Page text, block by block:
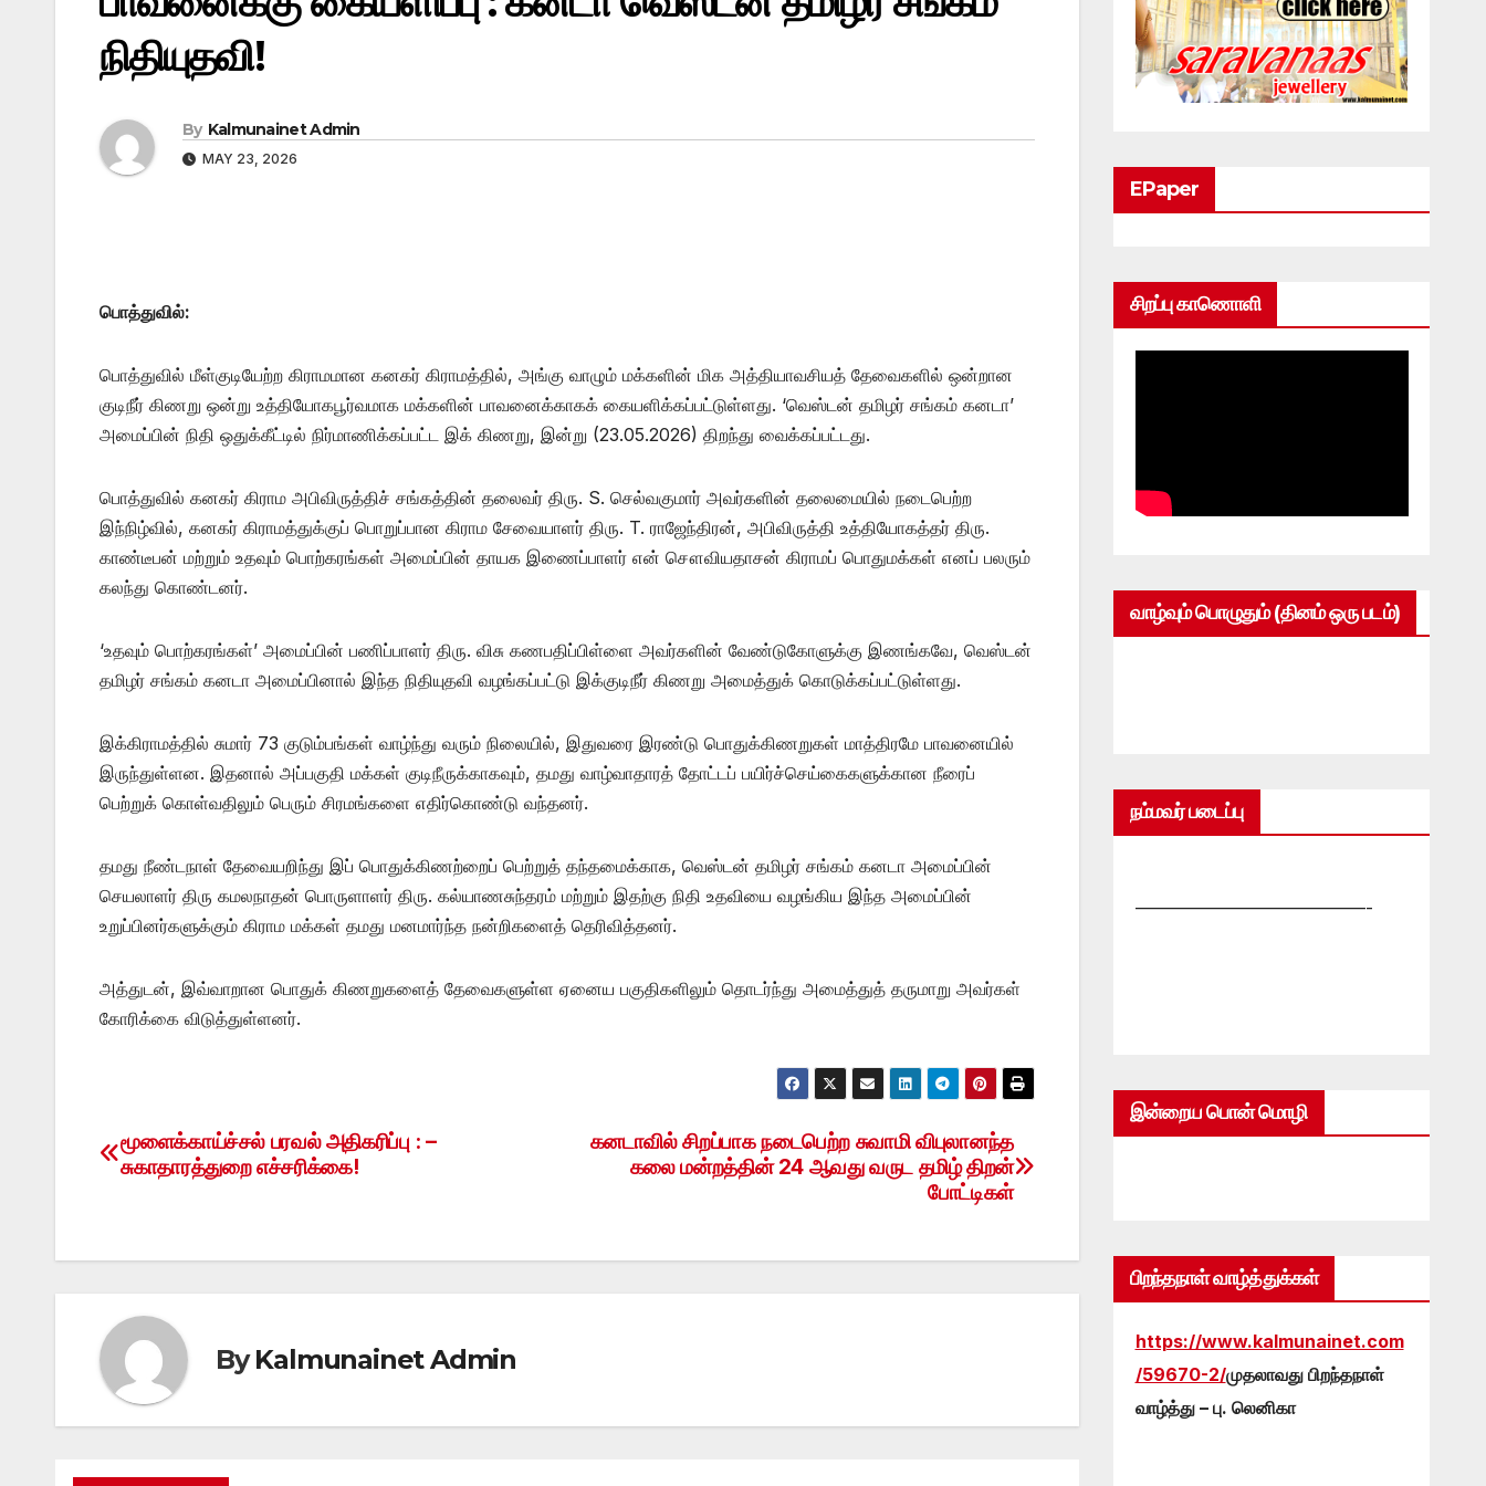
நிதியுதவி!
By Kalmunainet Admin
MAY 23, 2026
பொத்துவில்:
பொத்துவில் மீள்குடியேற்ற கிராமமான கனகர் கிராமத்தில், அங்கு வாழும் மக்களின் மிக அத்தியாவசியத் தேவைகளில் ஒன்றான
குடிநீர் கிணறு ஒன்று உத்தியோகபூர்வமாக மக்களின் பாவனைக்காகக் கையளிக்கப்பட்டுள்ளது. ‘வெஸ்டன் தமிழர் சங்கம் கனடா’
அமைப்பின் நிதி ஒதுக்கீட்டில் நிர்மாணிக்கப்பட்ட இக் கிணறு, இன்று (23.05.2026) திறந்து வைக்கப்பட்டது.
​பொத்துவில் கனகர் கிராம அபிவிருத்திச் சங்கத்தின் தலைவர் திரு. S. செல்வகுமார் அவர்களின் தலைமையில் நடைபெற்ற
இந்நிழ்வில், கனகர் கிராமத்துக்குப் பொறுப்பான கிராம சேவையாளர் திரு. T. ராஜேந்திரன், அபிவிருத்தி உத்தியோகத்தர் திரு.
காண்டீபன் மற்றும் உதவும் பொற்கரங்கள் அமைப்பின் தாயக இணைப்பாளர் என் சௌவியதாசன் கிராமப் பொதுமக்கள் எனப் பலரும்
கலந்து கொண்டனர்.
​‘உதவும் பொற்கரங்கள்’ அமைப்பின் பணிப்பாளர் திரு. விசு கணபதிப்பிள்ளை அவர்களின் வேண்டுகோளுக்கு இணங்கவே, வெஸ்டன்
தமிழர் சங்கம் கனடா அமைப்பினால் இந்த நிதியுதவி வழங்கப்பட்டு இக்குடிநீர் கிணறு அமைத்துக் கொடுக்கப்பட்டுள்ளது.
​இக்கிராமத்தில் சுமார் 73 குடும்பங்கள் வாழ்ந்து வரும் நிலையில், இதுவரை இரண்டு பொதுக்கிணறுகள் மாத்திரமே பாவனையில்
இருந்துள்ளன. இதனால் அப்பகுதி மக்கள் குடிநீருக்காகவும், தமது வாழ்வாதாரத் தோட்டப் பயிர்ச்செய்கைகளுக்கான நீரைப்
பெற்றுக் கொள்வதிலும் பெரும் சிரமங்களை எதிர்கொண்டு வந்தனர்.
​தமது நீண்டநாள் தேவையறிந்து இப் பொதுக்கிணற்றைப் பெற்றுத் தந்தமைக்காக, வெஸ்டன் தமிழர் சங்கம் கனடா அமைப்பின்
செயலாளர் திரு கமலநாதன் பொருளாளர் திரு. கல்யாணசுந்தரம் மற்றும் இதற்கு நிதி உதவியை வழங்கிய இந்த அமைப்பின்
உறுப்பினர்களுக்கும் கிராம மக்கள் தமது மனமார்ந்த நன்றிகளைத் தெரிவித்தனர்.
அத்துடன், இவ்வாறான பொதுக் கிணறுகளைத் தேவைகளுள்ள ஏனைய பகுதிகளிலும் தொடர்ந்து அமைத்துத் தருமாறு அவர்கள்
கோரிக்கை விடுத்துள்ளனர்.
Post
கனடாவில் சிறப்பாக நடைபெற்ற சுவாமி விபுலானந்த
கலை மன்றத்தின் 24 ஆவது வருட தமிழ் திறன்
போட்டிகள்
மூளைக்காய்ச்சல் பரவல் அதிகரிப்பு : –
சுகாதாரத்துறை எச்சரிக்கை!
ByKalmunainet Admin
EPaper
சிறப்பு காணொளி
வாழ்வும் பொழுதும் (தினம் ஒரு படம்)
நம்மவர் படைப்பு
—————————————-
இன்றைய பொன் மொழி
பிறந்தநாள் வாழ்த்துக்கள்
https://www.kalmunainet.com
/59670-2/முதலாவது பிறந்தநாள்
வாழ்த்து – பு. லெனிகா